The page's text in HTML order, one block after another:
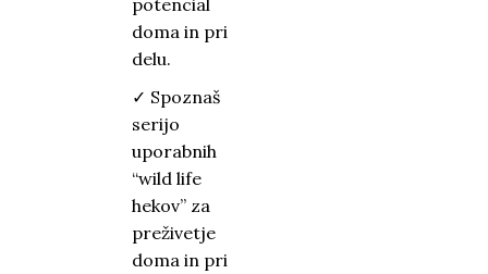
doma in pri
delu.
✓ Spoznaš
serijo
uporabnih
“wild life
hekov” za
preživetje
doma in pri